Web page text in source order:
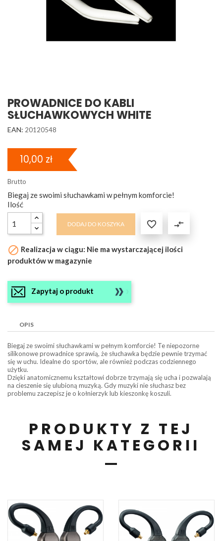
PROWADNICE DO KABLI
SŁUCHAWKOWYCH WHITE
EAN: 20120548
10,00 zł
Brutto
Biegaj ze swoimi słuchawkami w pełnym komforcie!
Ilość
DODAJ DO KOSZYKA  compare_arrows
 Realizacja w ciągu: Nie ma wystarczającej ilości
produktów w magazynie
Zapytaj o produkt
OPIS
Biegaj ze swoimi słuchawkami w pełnym komforcie! Te niepozorne
silikonowe prowadnice sprawią, że słuchawka będzie pewnie trzymać
się w uchu. Idealne do sportów, ale również podczas codziennego
użytku.
Dzięki anatomicznemu kształtowi dobrze trzymają się ucha i pozwalają
na cieszenie się ulubioną muzyką. Gdy muzyki nie słuchasz bez
problemu zaczepisz je o kołnierzyk lub kieszonkę koszuli.
PRODUKTY Z TEJ
SAMEJ KATEGORII